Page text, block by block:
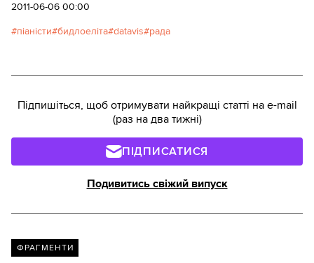
2011-06-06 00:00
піаністи бидлоеліта datavis рада
Підпишіться, щоб отримувати найкращі статті на e-mail
(раз на два тижні)
ПІДПИСАТИСЯ
Подивитись свіжий випуск
ФРАГМЕНТИ